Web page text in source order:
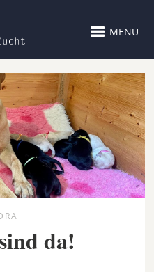
MENU
da!